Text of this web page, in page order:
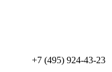
+7 (495) 924-43-23